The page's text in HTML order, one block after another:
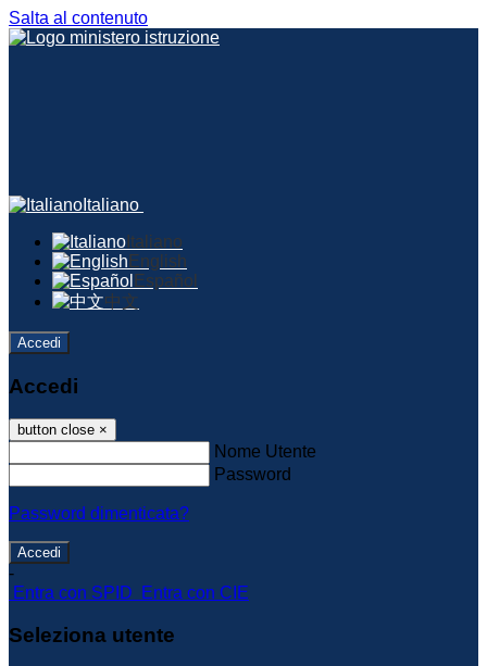
Salta al contenuto
Italiano
Italiano
English
Español
中文
Accedi
Accedi
button close ×
Nome Utente
Password
Password dimenticata?
-
Entra con SPID
Entra con CIE
Seleziona utente